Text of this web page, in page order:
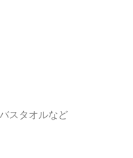
スタオルなど